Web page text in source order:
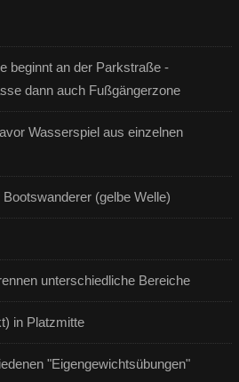
beginnt an der Parkstraße -
dann auch Fußgängerzone
Wasserspiel aus einzelnen
(gelbe Welle)
unterschiedliche Bereiche
in Platzmitte
"Eigengewichtsübungen"